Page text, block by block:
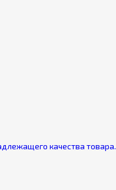
качества товара.